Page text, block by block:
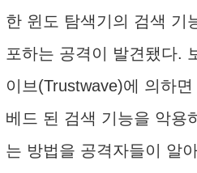
한 윈도 탐색기의 검색 기
포하는 공격이 발견됐다.
이브(Trustwave)에 의하
베드 된 검색 기능을 악용
는 방법을 공격자들이 알